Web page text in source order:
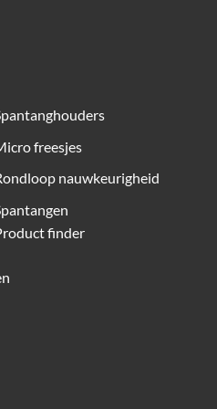
freesjes
nauwkeurigheid
finder